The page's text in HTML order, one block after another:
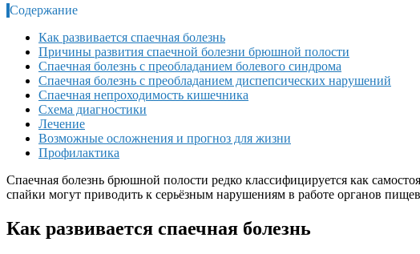
Содержание
Как развивается спаечная болезнь
Причины развития спаечной болезни брюшной полости
Спаечная болезнь с преобладанием болевого синдрома
Спаечная болезнь с преобладанием диспепсических нарушений
Спаечная непроходимость кишечника
Схема диагностики
Лечение
Возможные осложнения и прогноз для жизни
Профилактика
Спаечная болезнь брюшной полости редко классифицируется как
спайки могут приводить к серьёзным нарушениям в работе органов
Как развивается спаечная болезнь